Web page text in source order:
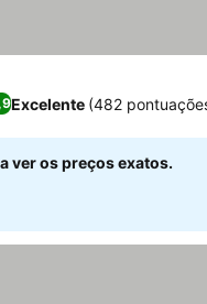
Excelente (482
ver os preços exatos.